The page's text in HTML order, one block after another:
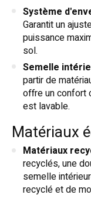
Système
Garantit un
puissance
sol.
Semelle
partir de
offre un confort
est lavable.
Matériaux
Matériaux
recyclés, une
semelle
recyclé et de